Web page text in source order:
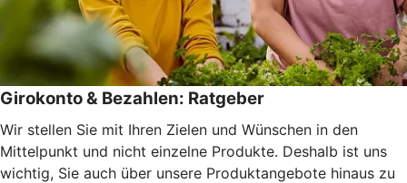
Girokonto & Bezahlen: Ratgeber
Wir stellen Sie mit Ihren Zielen und Wünschen in den
Mittelpunkt und nicht einzelne Produkte. Deshalb ist uns
wichtig, Sie auch über unsere Produktangebote hinaus zu